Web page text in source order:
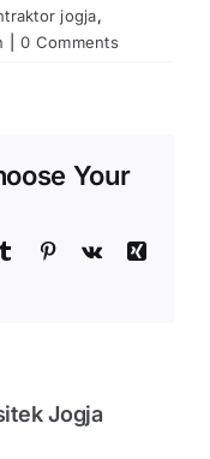
jogja,
0 Comments
Your
Tumblr Pinterest
Vk
Xing
Jogja